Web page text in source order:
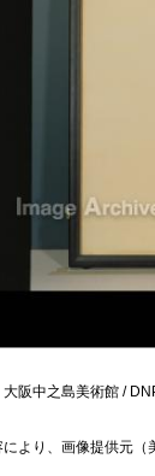
阪中之島美術館 /
により、画像提供元